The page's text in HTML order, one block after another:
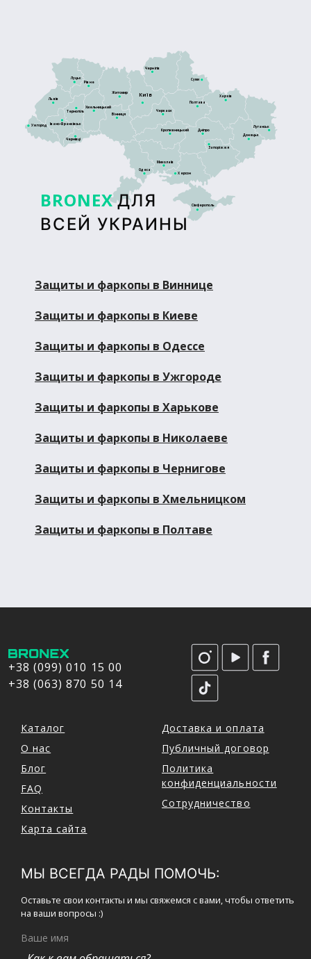
BRONEX ДЛЯ
ВСЕЙ УКРАИНЫ
Сімферополь
Луцьк
Київ
Житомир
Тернопіль
Рівне
Львів
Дніпро
Кропивницький
Харків
Полтава
Черкаси
Суми
Чернігів
Запоріжжя
Херсон
Донецьк
Луганськ
Ужгород
Чернівці
Вінниця
Хмельницький
Івано-Франківськ
Миколаїв
Одеса
Защиты и фаркопы в Виннице
Защиты и фаркопы в Киеве
Защиты и фаркопы в Одессе
Защиты и фаркопы в Ужгороде
Защиты и фаркопы в Харькове
Защиты и фаркопы в Николаеве
Защиты и фаркопы в Чернигове
Защиты и фаркопы в Хмельницком
Защиты и фаркопы в Полтаве
+38 (099) 010 15 00
+38 (063) 870 50 14
Каталог
О нас
Блог
FAQ
Контакты
Карта сайта
Доставка и оплата
Публичный договор
Политика
конфиденциальности
Сотрудничество
МЫ ВСЕГДА РАДЫ ПОМОЧЬ:
Оставьте свои контакты и мы свяжемся с вами, чтобы ответить
на ваши вопросы :)
Ваше имя